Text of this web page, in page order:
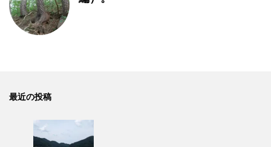
最近の投稿